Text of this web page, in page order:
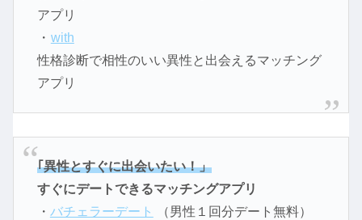
アプリ
・ with
性格診断で相性のいい異性と出会えるマッチング
アプリ
｢異性とすぐに出会いたい！」
すぐにデートできるマッチングアプリ
・ バチェラーデート
（男性１回分デート無料）